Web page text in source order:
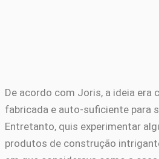
De acordo com Joris, a ideia era
fabricada e auto-suficiente para
Entretanto, quis experimentar
produtos de construção